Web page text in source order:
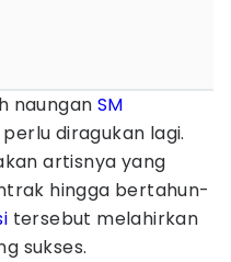
naungan SM
diragukan lagi.
artisnya yang
hingga bertahun-
tersebut melahirkan
sukses.